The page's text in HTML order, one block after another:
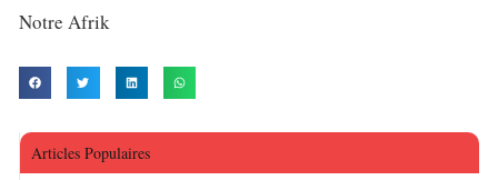
Notre Afrik
Articles Populaires